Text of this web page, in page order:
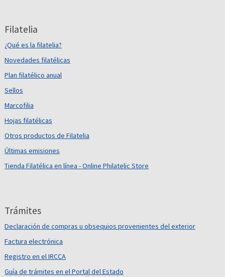
Filatelia
¿Qué es la filatelia?
Novedades filatélicas
Plan filatélico anual
Sellos
Marcofilia
Hojas filatélicas
Otros productos de Filatelia
Últimas emisiones
Tienda Filatélica en línea - Online Philatelic Store
Trámites
Declaración de compras u obsequios provenientes del exterior
Factura electrónica
Registro en el IRCCA
Guía de trámites en el Portal del Estado